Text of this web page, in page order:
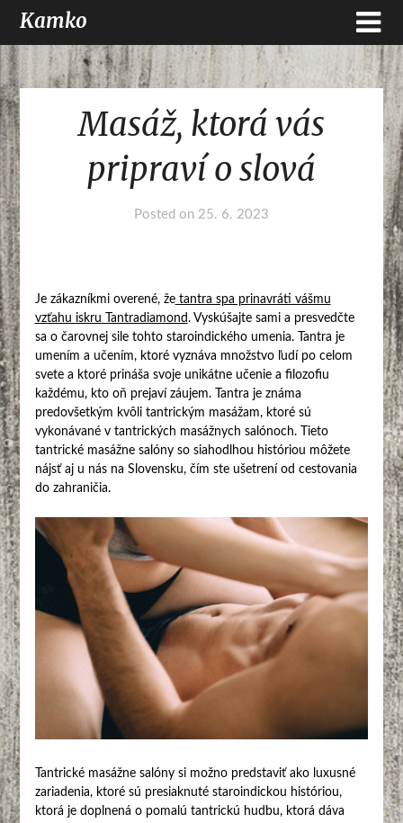
Kamko
Masáž, ktorá vás
pripraví o slová
Posted on 25. 6. 2023
Je zákazníkmi overené, žetantra spa prinavráti vášmu
vzťahu iskru Tantradiamond. Vyskúšajte sami a presvedčte
sa o čarovnej sile tohto staroindického umenia. Tantra je
umením a učením, ktoré vyznáva množstvo ľudí po celom
svete a ktoré prináša svoje unikátne učenie a filozofiu
každému, kto oň prejaví záujem. Tantra je známa
predovšetkým kvôli tantrickým masážam, ktoré sú
vykonávané v tantrických masážnych salónoch. Tieto
tantrické masážne salóny so siahodlhou históriou môžete
nájsť aj u nás na Slovensku, čím ste ušetrení od cestovania
do zahraničia.
Tantrické masážne salóny si možno predstaviť ako luxusné
zariadenia, ktoré sú presiaknuté staroindickou históriou,
ktorá je doplnená o pomalú tantrickú hudbu, ktorá dáva